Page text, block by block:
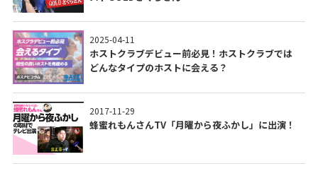
2025-04-11
ホストクラブデビュー前必見！ホストクラブでは
どんなタイプのホストに会える？
2017-11-29
蜂蜜れもんさんTV「月曜から夜ふかし」に出演！